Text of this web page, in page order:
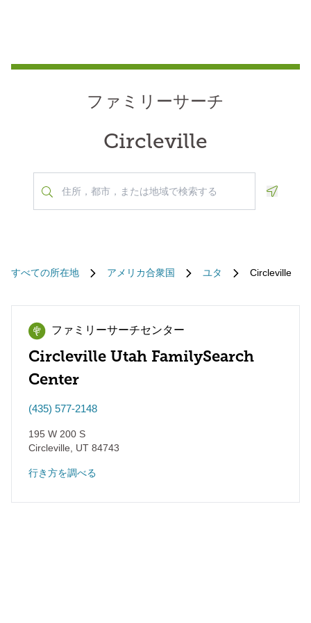
ファミリーサーチ
Circleville
すべての所在地 アメリカ合衆国 ユタ Circleville
ファミリーサーチセンター
Circleville Utah FamilySearch
Center
(435) 577-2148
195 W 200 S
Circleville
UT 84743
行き方を調べる